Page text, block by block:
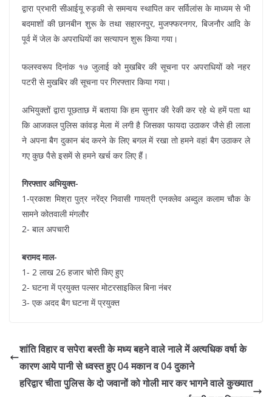
द्वारा प्रभारी सीआईयू रुड़की से समन्वय स्थापित कर सर्विलांस के माध्यम से भी
बदमाशों की छानबीन शुरू के तथा सहारनपुर, मुजफ्फरनगर, बिजनौर आदि के
पूर्व में जेल के अपराधियों का सत्यापन शुरू किया गया।
फलस्वरूप दिनांक १७ जुलाई को मुखबिर की सूचना पर अपराधियों को नहर
पटरी से मुखबिर की सूचना पर गिरफ्तार किया गया।
अभियुक्तों द्वारा पूछताछ में बताया कि हम सुनार की रेकी कर रहे थे हमें पता था
कि आजकल पुलिस कांवड़ मेला में लगी है जिसका फायदा उठाकर जैसे ही लाला
ने अपना बैग दुकान बंद करने के लिए बगल में रखा तो हमने वहां बैग उठाकर ले
गए कुछ पैसे इसमें से हमने खर्च कर लिए हैं।
गिरफ्तार अभियुक्त-
1-प्रकाश मिश्रा पुत्र नरेंद्र निवासी गायत्री एनक्लेव अब्दुल कलाम चौक के
सामने कोतवाली मंगलौर
2- बाल अपचारी
बरामद माल-
1- 2 लाख 26 हजार चोरी किए हुए
2- घटना में प्रयुक्त पल्सर मोटरसाइकिल बिना नंबर
3- एक अदद बैग घटना में प्रयुक्त
शांति विहार व सपेरा बस्ती के मध्य बहने वाले नाले में अत्यधिक वर्षा के
कारण आये पानी से ध्वस्त हुए 04 मकान व 04 दुकाने
हरिद्वार चीता पुलिस के दो जवानों को गोली मार कर भागने वाले कुख्यात